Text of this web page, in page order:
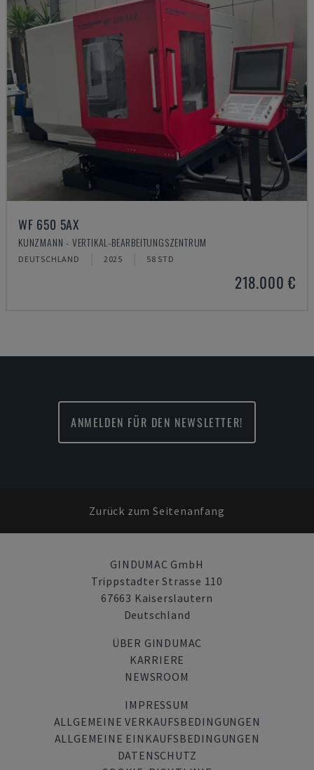
WF 650 5AX
KUNZMANN - VERTIKAL-BEARBEITUNGSZENTRUM
DEUTSCHLAND 2025 58 STD
218.000 €
ANMELDEN FÜR DEN NEWSLETTER!
Zurück zum Seitenanfang
GINDUMAC GmbH
Trippstadter Strasse 110
67663 Kaiserslautern
Deutschland
ÜBER GINDUMAC
KARRIERE
NEWSROOM
IMPRESSUM
ALLGEMEINE VERKAUFSBEDINGUNGEN
ALLGEMEINE EINKAUFSBEDINGUNGEN
DATENSCHUTZ